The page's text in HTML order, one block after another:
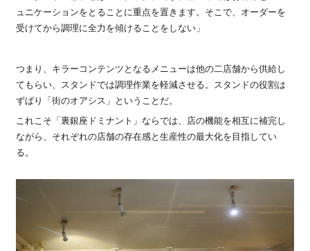
ュニケーションをとることに重点を置きます。そこで、オーダーを
受けてから調理に全力を傾けることをしない」
つまり、キラーコンテンツとなるメニューは他の二店舗から供給し
てもらい、スタンドでは調理作業を軽減させる。スタンドの役割は
ずばり「街のオアシス」ということだ。
これこそ「裏銀座ドミナント」ならでは、店の機能を相互に補完し
ながら、それぞれの店舗の存在感と生産性の最大化を目指してい
る。